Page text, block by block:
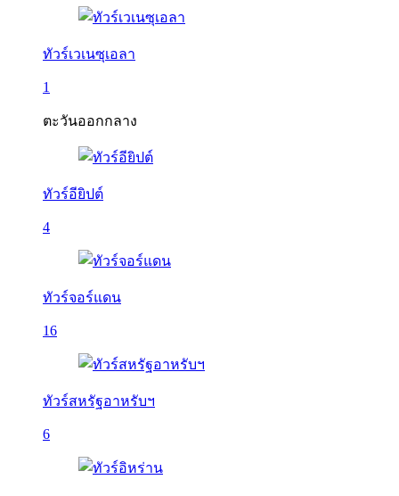
ทัวร์เวเนซุเอลา
1
ตะวันออกกลาง
ทัวร์อียิปต์
4
ทัวร์จอร์แดน
16
ทัวร์สหรัฐอาหรับฯ
6